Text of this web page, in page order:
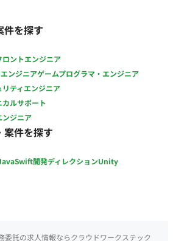
件を探す
ロントエンジニア
ンジニアゲームプログラマ・エンジニア
リティエンジニア
ルサポート
ンジニア
案件を探す
Swift開発ディレクションUnity
委託の求人情報ならクラウドワークステック